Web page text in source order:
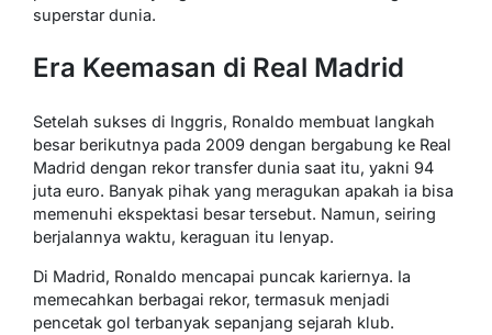
superstar dunia.
Era Keemasan di Real Madrid
Setelah sukses di Inggris, Ronaldo membuat langkah
besar berikutnya pada 2009 dengan bergabung ke Real
Madrid dengan rekor transfer dunia saat itu, yakni 94
juta euro. Banyak pihak yang meragukan apakah ia bisa
memenuhi ekspektasi besar tersebut. Namun, seiring
berjalannya waktu, keraguan itu lenyap.
Di Madrid, Ronaldo mencapai puncak kariernya. Ia
memecahkan berbagai rekor, termasuk menjadi
pencetak gol terbanyak sepanjang sejarah klub.